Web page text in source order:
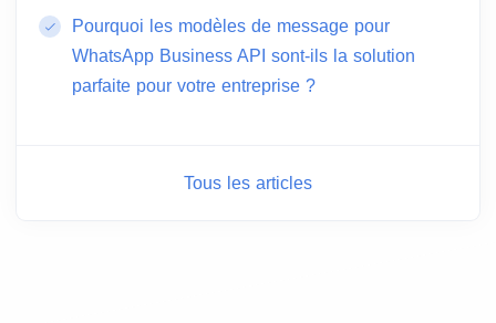
Pourquoi les modèles de message pour
WhatsApp Business API sont-ils la solution
parfaite pour votre entreprise ?
Tous les articles